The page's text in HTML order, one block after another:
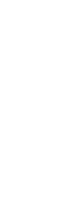
stanovený
práva. Stejné
Kandidáty pro
V
ČSÚ.